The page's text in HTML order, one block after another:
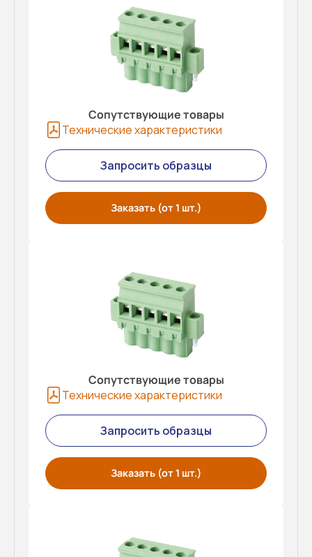
Сопутствующие товары
Технические характеристики
Запросить образцы
Заказать (от 1 шт.)
Сопутствующие товары
Технические характеристики
Запросить образцы
Заказать (от 1 шт.)